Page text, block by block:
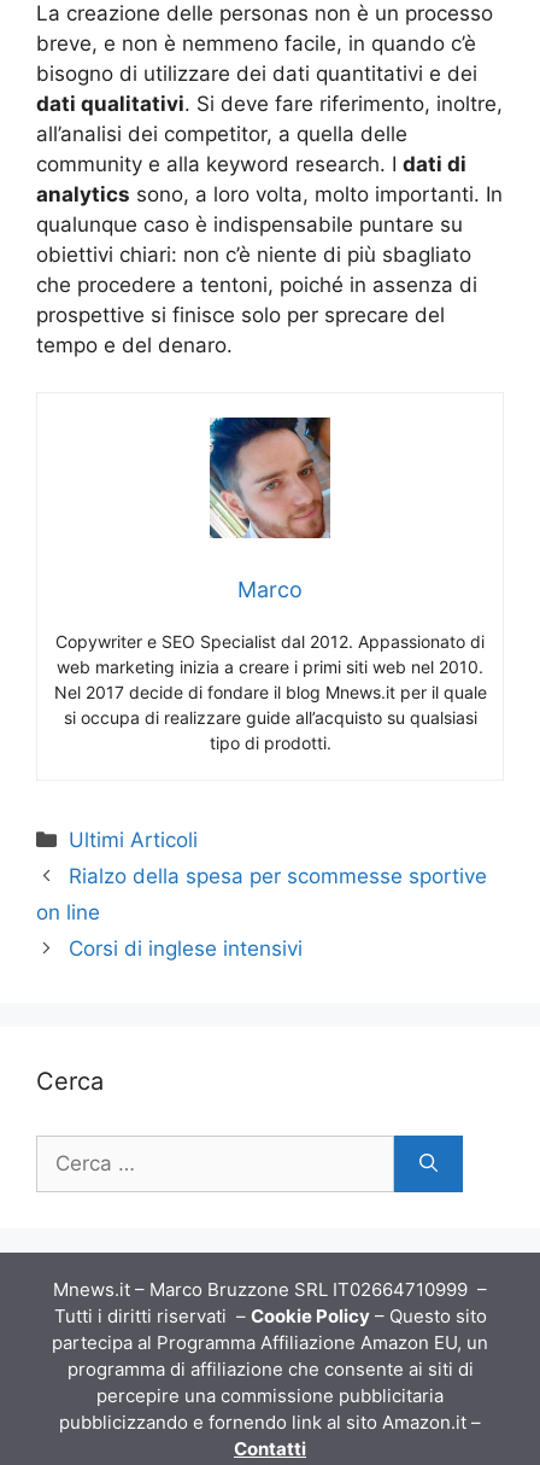
La creazione delle personas non è un processo
breve, e non è nemmeno facile, in quando c’è
bisogno di utilizzare dei dati quantitativi e dei
dati qualitativi. Si deve fare riferimento, inoltre,
all’analisi dei competitor, a quella delle
community e alla keyword research. I dati di
analytics sono, a loro volta, molto importanti. In
qualunque caso è indispensabile puntare su
obiettivi chiari: non c’è niente di più sbagliato
che procedere a tentoni, poiché in assenza di
prospettive si finisce solo per sprecare del
tempo e del denaro.
Marco
Copywriter e SEO Specialist dal 2012. Appassionato di
web marketing inizia a creare i primi siti web nel 2010.
Nel 2017 decide di fondare il blog Mnews.it per il quale
si occupa di realizzare guide all’acquisto su qualsiasi
tipo di prodotti.
Categorie
Ultimi Articoli
Rialzo della spesa per scommesse sportive
on line
Corsi di inglese intensivi
Cerca
per:
Mnews.it – Marco Bruzzone SRL IT02664710999 –
Tutti i diritti riservati – Cookie Policy– Questo sito
partecipa al Programma Affiliazione Amazon EU, un
programma di affiliazione che consente ai siti di
percepire una commissione pubblicitaria
pubblicizzando e fornendo link al sito Amazon.it –
Contatti